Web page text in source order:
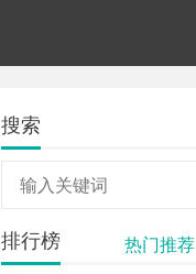
搜索
排行榜 热门推荐